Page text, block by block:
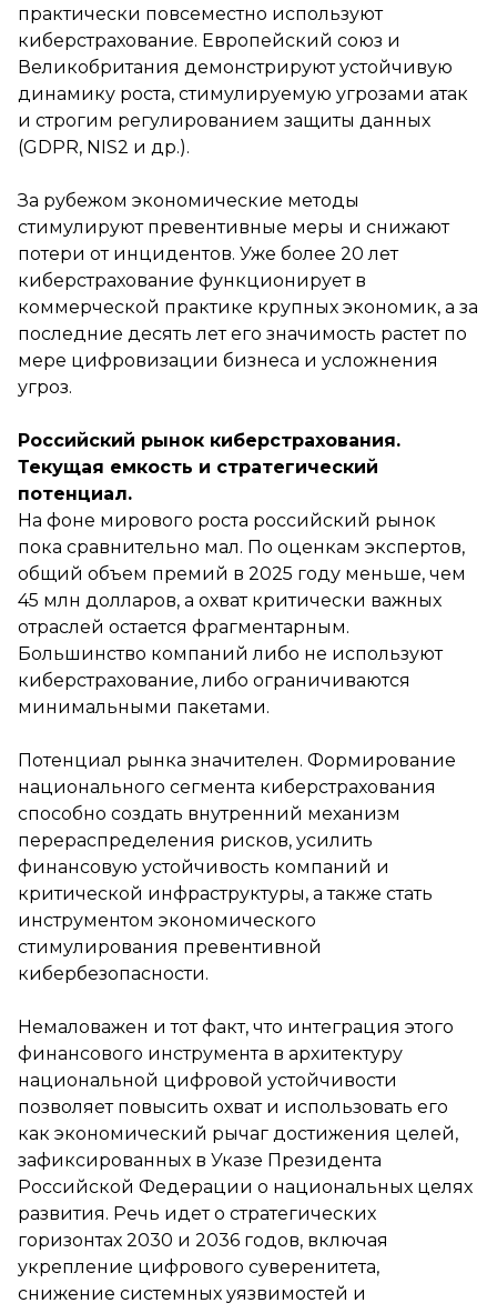
практически повсеместно используют
киберстрахование. Европейский союз и
Великобритания демонстрируют устойчивую
динамику роста, стимулируемую угрозами атак
и строгим регулированием защиты данных
(GDPR, NIS2 и др.).
За рубежом экономические методы
стимулируют превентивные меры и снижают
потери от инцидентов. Уже более 20 лет
киберстрахование функционирует в
коммерческой практике крупных экономик, а за
последние десять лет его значимость растет по
мере цифровизации бизнеса и усложнения
угроз.
Российский рынок киберстрахования.
Текущая емкость и стратегический
потенциал.
На фоне мирового роста российский рынок
пока сравнительно мал. По оценкам экспертов,
общий объем премий в 2025 году меньше, чем
45 млн долларов, а охват критически важных
отраслей остается фрагментарным.
Большинство компаний либо не используют
киберстрахование, либо ограничиваются
минимальными пакетами.
Потенциал рынка значителен. Формирование
национального сегмента киберстрахования
способно создать внутренний механизм
перераспределения рисков, усилить
финансовую устойчивость компаний и
критической инфраструктуры, а также стать
инструментом экономического
стимулирования превентивной
кибербезопасности.
Немаловажен и тот факт, что интеграция этого
финансового инструмента в архитектуру
национальной цифровой устойчивости
позволяет повысить охват и использовать его
как экономический рычаг достижения целей,
зафиксированных в Указе Президента
Российской Федерации о национальных целях
развития. Речь идет о стратегических
горизонтах 2030 и 2036 годов, включая
укрепление цифрового суверенитета,
снижение системных уязвимостей и